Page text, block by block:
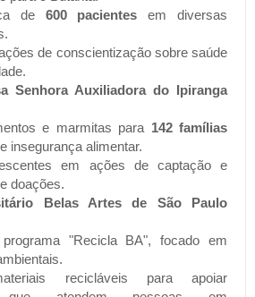
de 600 pacientes em diversas
de conscientização sobre saúde
Senhora Auxiliadora do Ipiranga
e marmitas para 142 famílias
insegurança alimentar.
em ações de captação e
doações.
Belas Artes de São Paulo
"Recicla BA", focado em
recicláveis para apoiar